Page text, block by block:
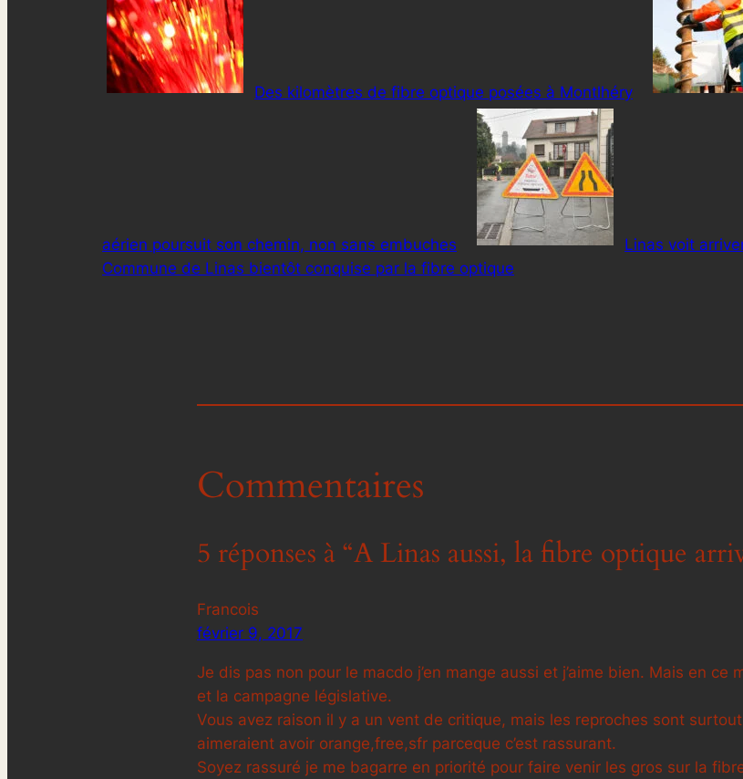
Des kilomètres de fibre optique posées à Montlhéry
aérien poursuit son chemin, non sans embuches Linas voit
Commune de Linas bientôt conquise par la fibre optique
Commentaires
5 réponses à “A Linas aussi, la fibre optique
Francois
février 9, 2017
Je dis pas non pour le macdo j’en mange aussi et j’aime bien. Mais en
et la campagne législative.
Vous avez raison il y a un vent de critique, mais les reproches sont surtout
aimeraient avoir orange,free,sfr parceque c’est rassurant.
Soyez rassuré je me bagarre en priorité pour faire venir les gros sur la